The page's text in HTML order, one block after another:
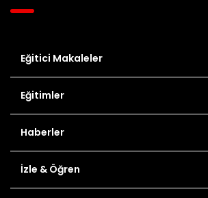
Eğitici Makaleler
Eğitimler
Haberler
İzle & Öğren